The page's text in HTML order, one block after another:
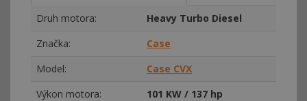
Druh motora:
Heavy Turbo Diesel
Značka:
Case
Model:
Case CVX
Výkon motora:
101 KW / 137 hp